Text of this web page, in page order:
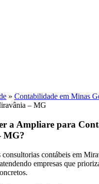
» Contabilidade em Minas
– MG
a Ampliare para
MG?
consultorias contábeis em
empresas que